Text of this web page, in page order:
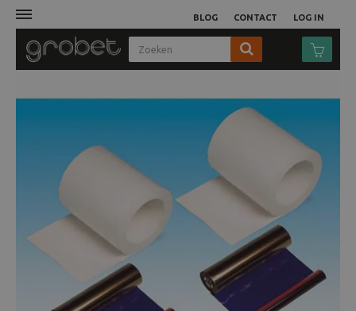
LOG IN
BLOG CONTACT
Objectieven
Video
Tassen
Statieven